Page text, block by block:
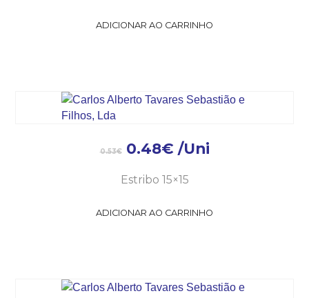
ADICIONAR AO CARRINHO
0.53€ 0.48€ /Uni
Estribo 15×15
ADICIONAR AO CARRINHO